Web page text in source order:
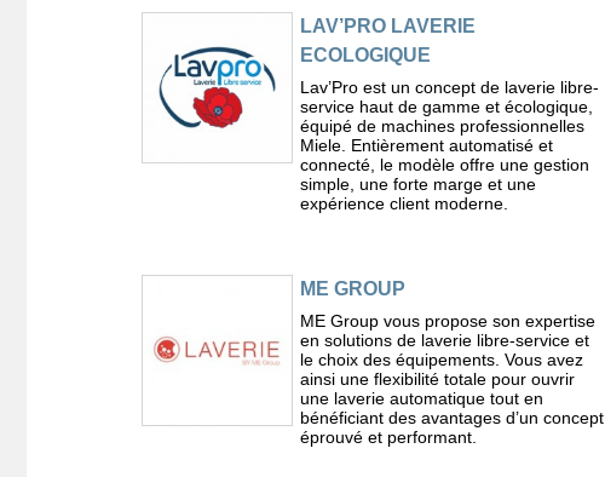
LAV’PRO LAVERIE
ECOLOGIQUE
Lav’Pro est un concept de laverie libre-
service haut de gamme et écologique,
équipé de machines professionnelles
Miele. Entièrement automatisé et
connecté, le modèle offre une gestion
simple, une forte marge et une
expérience client moderne.
ME GROUP
ME Group vous propose son expertise
en solutions de laverie libre-service et
le choix des équipements. Vous avez
ainsi une flexibilité totale pour ouvrir
une laverie automatique tout en
bénéficiant des avantages d’un concept
éprouvé et performant.